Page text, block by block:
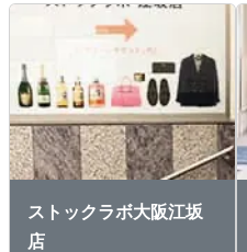
ストックラボ大阪江坂
店